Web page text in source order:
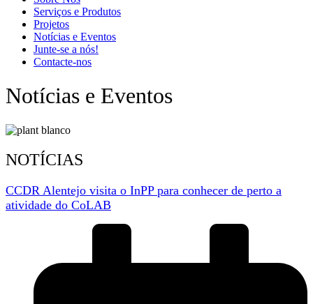
Serviços e Produtos
Projetos
Notícias e Eventos
Junte-se a nós!
Contacte-nos
Notícias e Eventos
NOTÍCIAS
CCDR Alentejo visita o InPP para conhecer de perto a
atividade do CoLAB